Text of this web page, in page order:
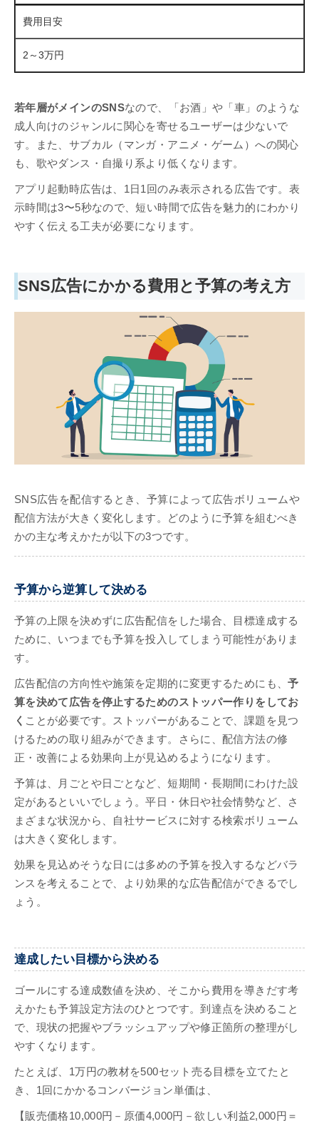
費用目安
2～3万円
若年層がメインのSNSなので、「お酒」や「車」のような
成人向けのジャンルに関心を寄せるユーザーは少ないで
す。また、サブカル（マンガ・アニメ・ゲーム）への関心
も、歌やダンス・自撮り系より低くなります。
アプリ起動時広告は、1日1回のみ表示される広告です。表
示時間は3〜5秒なので、短い時間で広告を魅力的にわかり
やすく伝える工夫が必要になります。
SNS広告にかかる費用と予算の考え方
SNS広告を配信するとき、予算によって広告ボリュームや
配信方法が大きく変化します。どのように予算を組むべき
かの主な考えかたが以下の3つです。
予算から逆算して決める
予算の上限を決めずに広告配信をした場合、目標達成する
ために、いつまでも予算を投入してしまう可能性がありま
す。
広告配信の方向性や施策を定期的に変更するためにも、予
算を決めて広告を停止するためのストッパー作りをしてお
く ことが必要です。ストッパーがあることで、課題を見つ
けるための取り組みができます。さらに、配信方法の修
正・改善による効果向上が見込めるようになります。
予算は、月ごとや日ごとなど、短期間・長期間にわけた設
定があるといいでしょう。平日・休日や社会情勢など、さ
まざまな状況から、自社サービスに対する検索ボリューム
は大きく変化します。
効果を見込めそうな日には多めの予算を投入するなどバラ
ンスを考えることで、より効果的な広告配信ができるでし
ょう。
達成したい目標から決める
ゴールにする達成数値を決め、そこから費用を導きだす考
えかたも予算設定方法のひとつです。到達点を決めること
で、現状の把握やブラッシュアップや修正箇所の整理がし
やすくなります。
たとえば、1万円の教材を500セット売る目標を立てたと
き、1回にかかるコンバージョン単価は、
【販売価格10,000円－原価4,000円－欲しい利益2,000円＝